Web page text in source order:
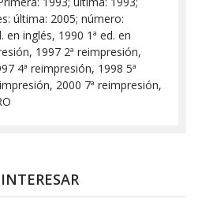
última: 2005; número:
en inglés, 1990 1ª ed. en
1997 2ª reimpresión,
4ª reimpresión, 1998 5ª
2000 7ª reimpresión,